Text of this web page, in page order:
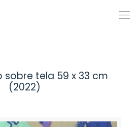
sobre tela 59 x 33 cm
(2022)